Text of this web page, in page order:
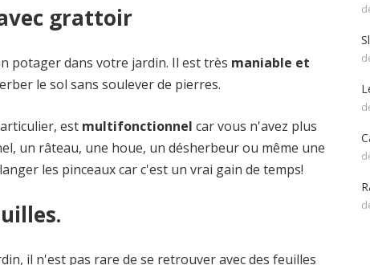
grattoir
potager dans votre jardin. Il est très maniable et
le sol sans soulever de pierres.
est multifonctionnel car vous n'avez plus
un râteau, une houe, un désherbeur ou même une
les pinceaux car c'est un vrai gain de temps!
il n'est pas rare de se retrouver avec des feuilles